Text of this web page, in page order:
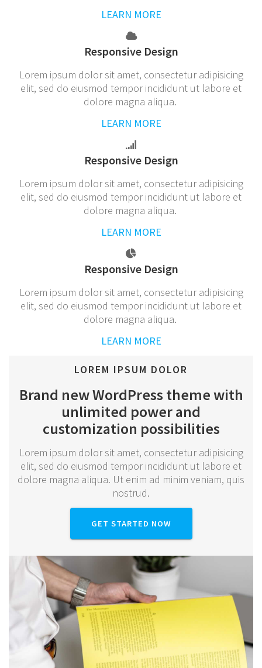
LEARN MORE
Responsive Design
Lorem ipsum dolor sit amet, consectetur adipisicing
elit, sed do eiusmod tempor incididunt ut labore et
dolore magna aliqua.
LEARN MORE
Responsive Design
Lorem ipsum dolor sit amet, consectetur adipisicing
elit, sed do eiusmod tempor incididunt ut labore et
dolore magna aliqua.
LEARN MORE
Responsive Design
Lorem ipsum dolor sit amet, consectetur adipisicing
elit, sed do eiusmod tempor incididunt ut labore et
dolore magna aliqua.
LEARN MORE
LOREM IPSUM DOLOR
Brand new WordPress themewith
unlimited powerand
customization possibilities
Lorem ipsum dolor sit amet, consectetur adipisicing
elit, sed do eiusmod tempor incididunt ut labore et
dolore magna aliqua. Ut enim ad minim veniam, quis
nostrud.
GET STARTED NOW